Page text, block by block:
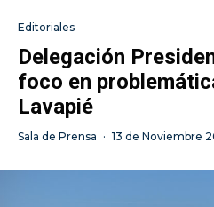
Editoriales
Delegación
foco en
Lavapié
Sala de Prensa · 13 de Noviembre